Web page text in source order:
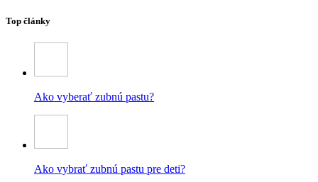
Top články
Ako vyberať zubnú pastu?
Ako vybrať zubnú pastu pre deti?